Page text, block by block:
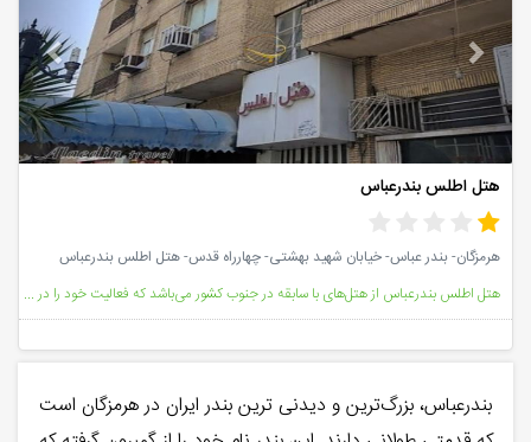
هتل اطلس بندرعباس
هرمزگان- بندر عباس- خیابان شهید بهشتی- چهارراه قدس- هتل اطلس بندرعباس
هتل اطلس بندرعباس از هتل‌های با سابقه در جنوب کشور می‌باشد که فعالیت خود را در سال 1373 آغاز کرد. ای
بندرعباس، بزرگ‌ترین و دیدنی ترین بندر ایران در هرمزگان است